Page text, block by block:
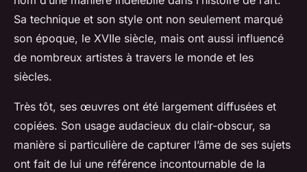
Sa technique et son style ont non seulement marqué
son époque, le XVIIe siècle, mais ont aussi influencé
de nombreux artistes à travers le monde et les
siècles.
Très tôt, ses œuvres ont été largement diffusées et
copiées. Son usage audacieux du clair-obscur, sa
manière si particulière de capturer l’âme de ses sujets
ont fait de lui une référence incontournable de la